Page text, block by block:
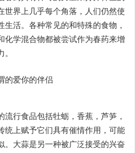
世界上几乎每个角落，人们仍然使
生活。各种常见的和特殊的食物，
化学混合物都被尝试作为春药来增
流行食品包括牡蛎，香蕉，芦笋，
统上赋予它们具有催情作用，可能
。大蒜是另一种被广泛接受的兴奋